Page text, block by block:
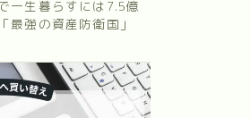
一生暮らすには7.5億
最強の資産防衛国」